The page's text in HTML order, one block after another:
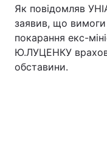
Як повідомляв
заявив, що
покарання екс-
Ю.ЛУЦЕНКУ
обставини.